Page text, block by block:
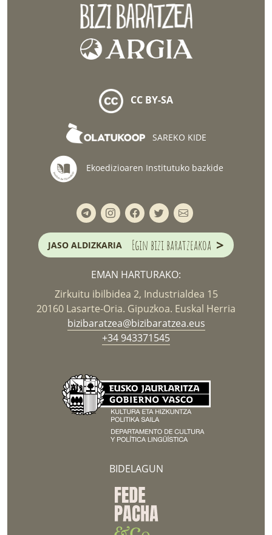
CC BY-SA
SAREKO KIDE
Ekoedizioaren Institutuko bazkide
JASO ALDIZKARIA Egin bizi baratzeakoa >
EMAN HARTURAKO:
Zirkuitu ibilbidea 2, Industrialdea 15
20160 Lasarte-Oria. Gipuzkoa. Euskal Herria
bizibaratzea@bizibaratzea.eus
+34 943371545
BIDELAGUN